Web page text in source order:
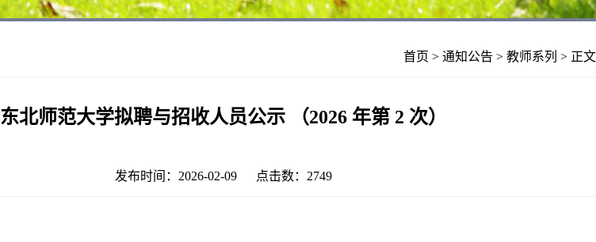
首页 > 通知公告 > 教师系列 > 正文
东北师范大学拟聘与招收人员公示 （2026 年第 2 次）
发布时间：2026-02-09 点击数： 2749